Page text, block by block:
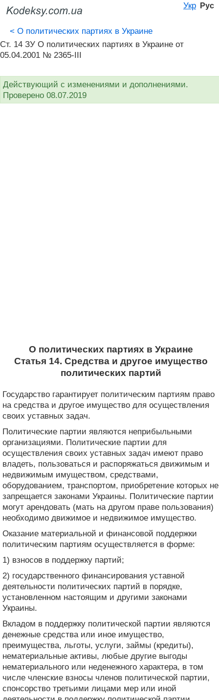
Укр Рус
< О политических партиях в Украине
Ст. 14 ЗУ О политических партиях в Украине от
05.04.2001 № 2365-III
Действующий с изменениями и дополнениями.
Проверено 08.07.2019
О политических партиях в Украине
Статья 14. Средства и другое имущество
политических партий
Государство гарантирует политическим партиям право
на средства и другое имущество для осуществления
своих уставных задач.
Политические партии являются неприбыльными
организациями. Политические партии для
осуществления своих уставных задач имеют право
владеть, пользоваться и распоряжаться движимым и
недвижимым имуществом, средствами,
оборудованием, транспортом, приобретение которых не
запрещается законами Украины. Политические партии
могут арендовать (мать на другом праве пользования)
необходимо движимое и недвижимое имущество.
Оказание материальной и финансовой поддержки
политическим партиям осуществляется в форме:
1) взносов в поддержку партий;
2) государственного финансирования уставной
деятельности политических партий в порядке,
установленном настоящим и другими законами
Украины.
Вкладом в поддержку политической партии являются
денежные средства или иное имущество,
преимущества, льготы, услуги, займы (кредиты),
нематериальные активы, любые другие выгоды
нематериального или неденежного характера, в том
числе членские взносы членов политической партии,
спонсорство третьими лицами мер или иной